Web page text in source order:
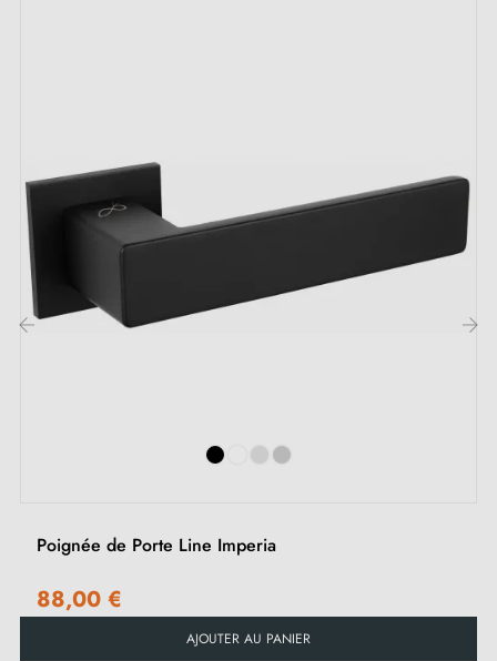
Poignée de Porte Line Imperia
88,00 €
AJOUTER AU PANIER